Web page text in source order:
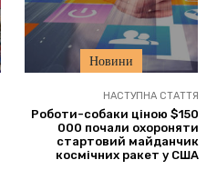
Новини
НАСТУПНА СТАТТЯ
Роботи-собаки ціною $150
000 почали охороняти
стартовий майданчик
космічних ракет у США